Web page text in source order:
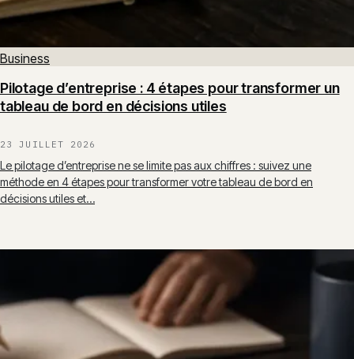
Business
Pilotage d’entreprise : 4 étapes pour transformer un
tableau de bord en décisions utiles
23 JUILLET 2026
Le pilotage d’entreprise ne se limite pas aux chiffres : suivez une
méthode en 4 étapes pour transformer votre tableau de bord en
décisions utiles et…